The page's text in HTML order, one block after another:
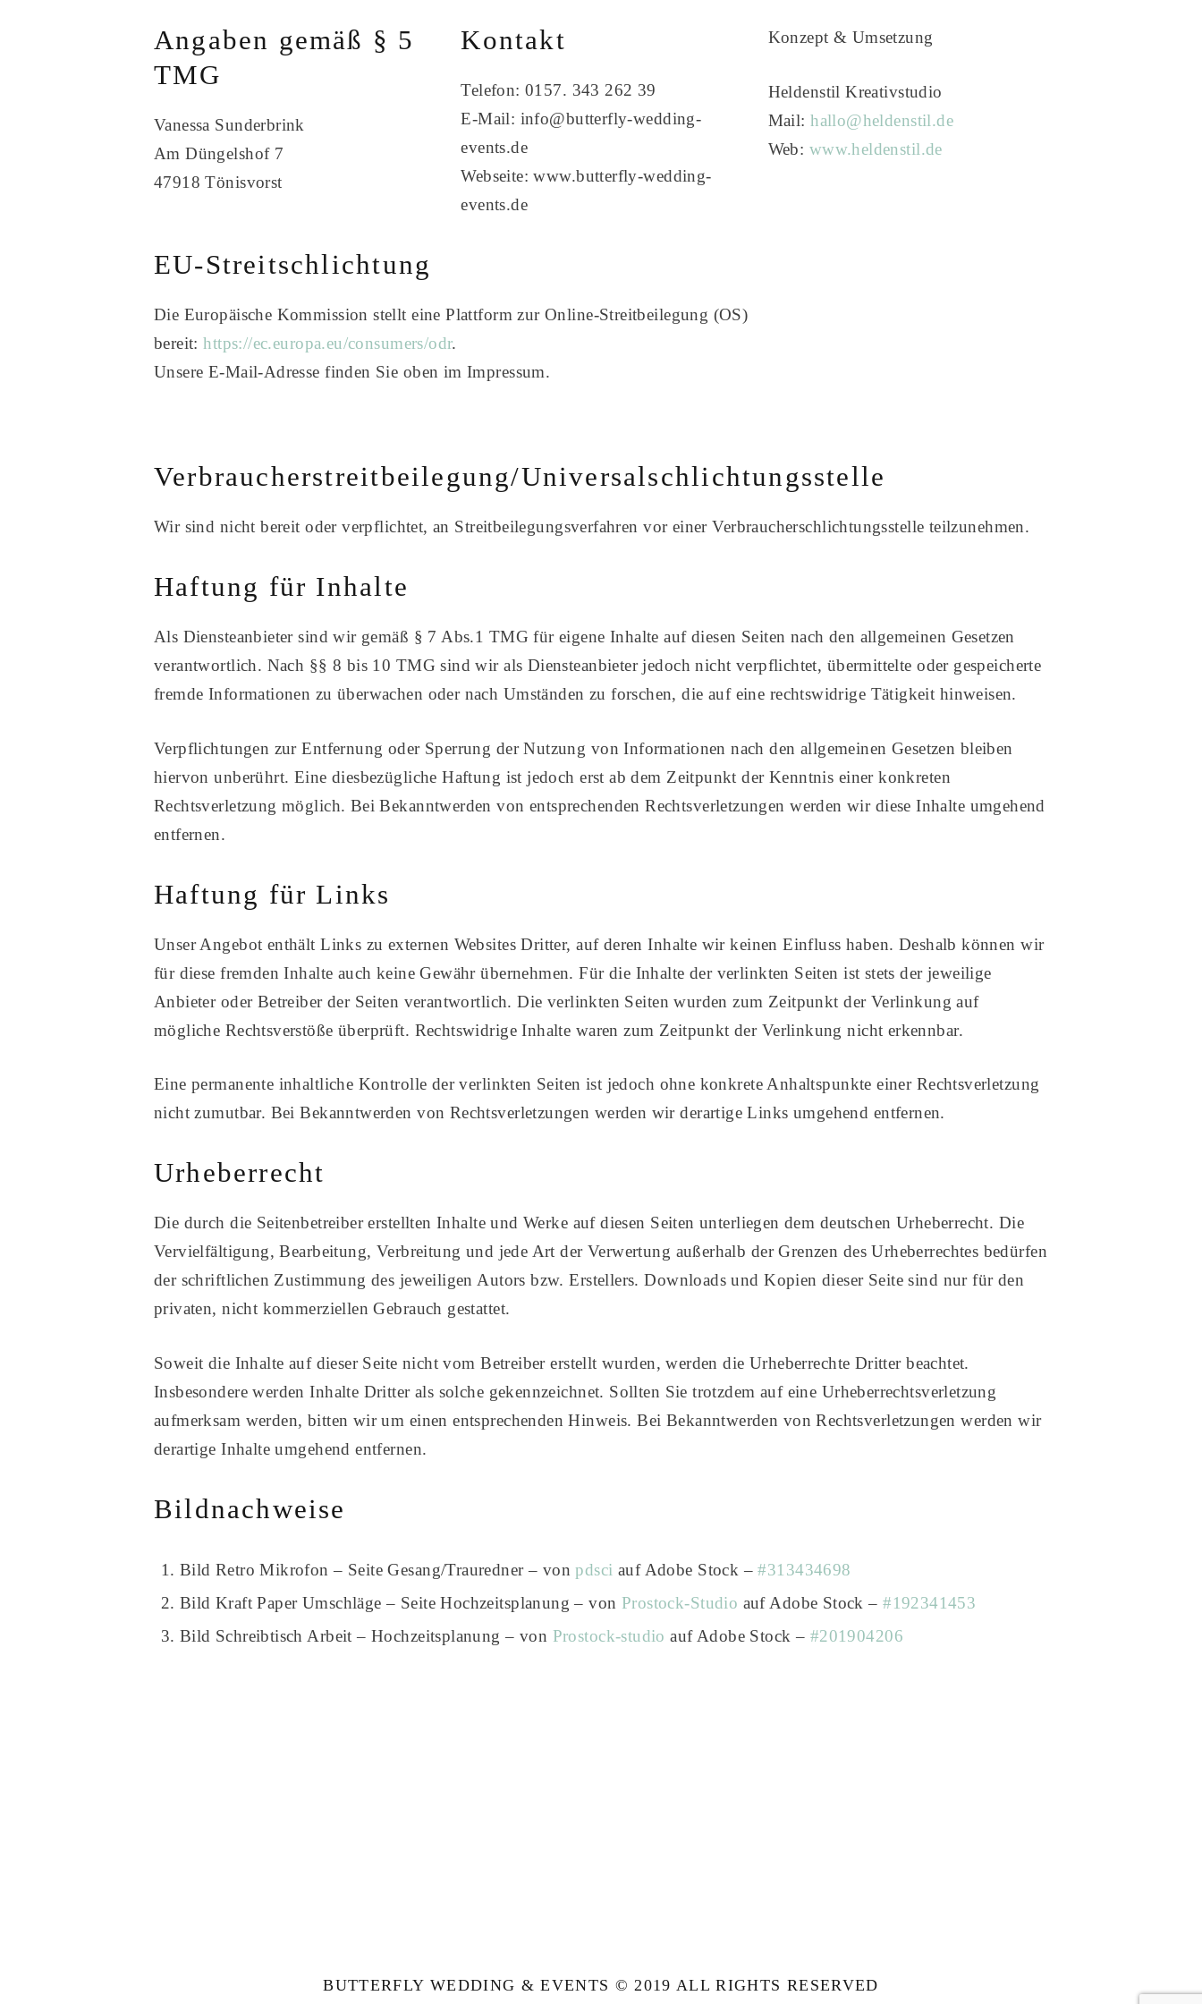
Angaben gemäß § 5
TMG
Vanessa Sunderbrink
Am Düngelshof 7
47918 Tönisvorst
Kontakt
Telefon: 0157. 343 262 39
E-Mail: info@butterfly-wedding-
events.de
Webseite: www.butterfly-wedding-
events.de
Konzept & Umsetzung
Heldenstil Kreativstudio
Mail:hallo@heldenstil.de
Web: www.heldenstil.de
EU-Streitschlichtung
Die Europäische Kommission stellt eine Plattform zur Online-Streitbeilegung (OS)
bereit:https://ec.europa.eu/consumers/odr.
Unsere E-Mail-Adresse finden Sie oben im Impressum.
Verbraucherstreitbeilegung/Universalschlichtungsstelle
Wir sind nicht bereit oder verpflichtet, an Streitbeilegungsverfahren vor einer Verbraucherschlichtungsstelle teilzunehmen.
Haftung für Inhalte
Als Diensteanbieter sind wir gemäß § 7 Abs.1 TMG für eigene Inhalte auf diesen Seiten nach den allgemeinen Gesetzen
verantwortlich. Nach §§ 8 bis 10 TMG sind wir als Diensteanbieter jedoch nicht verpflichtet, übermittelte oder gespeicherte
fremde Informationen zu überwachen oder nach Umständen zu forschen, die auf eine rechtswidrige Tätigkeit hinweisen.
Verpflichtungen zur Entfernung oder Sperrung der Nutzung von Informationen nach den allgemeinen Gesetzen bleiben
hiervon unberührt. Eine diesbezügliche Haftung ist jedoch erst ab dem Zeitpunkt der Kenntnis einer konkreten
Rechtsverletzung möglich. Bei Bekanntwerden von entsprechenden Rechtsverletzungen werden wir diese Inhalte umgehend
entfernen.
Haftung für Links
Unser Angebot enthält Links zu externen Websites Dritter, auf deren Inhalte wir keinen Einfluss haben. Deshalb können wir
für diese fremden Inhalte auch keine Gewähr übernehmen. Für die Inhalte der verlinkten Seiten ist stets der jeweilige
Anbieter oder Betreiber der Seiten verantwortlich. Die verlinkten Seiten wurden zum Zeitpunkt der Verlinkung auf
mögliche Rechtsverstöße überprüft. Rechtswidrige Inhalte waren zum Zeitpunkt der Verlinkung nicht erkennbar.
Eine permanente inhaltliche Kontrolle der verlinkten Seiten ist jedoch ohne konkrete Anhaltspunkte einer Rechtsverletzung
nicht zumutbar. Bei Bekanntwerden von Rechtsverletzungen werden wir derartige Links umgehend entfernen.
Urheberrecht
Die durch die Seitenbetreiber erstellten Inhalte und Werke auf diesen Seiten unterliegen dem deutschen Urheberrecht. Die
Vervielfältigung, Bearbeitung, Verbreitung und jede Art der Verwertung außerhalb der Grenzen des Urheberrechtes bedürfen
der schriftlichen Zustimmung des jeweiligen Autors bzw. Erstellers. Downloads und Kopien dieser Seite sind nur für den
privaten, nicht kommerziellen Gebrauch gestattet.
Soweit die Inhalte auf dieser Seite nicht vom Betreiber erstellt wurden, werden die Urheberrechte Dritter beachtet.
Insbesondere werden Inhalte Dritter als solche gekennzeichnet. Sollten Sie trotzdem auf eine Urheberrechtsverletzung
aufmerksam werden, bitten wir um einen entsprechenden Hinweis. Bei Bekanntwerden von Rechtsverletzungen werden wir
derartige Inhalte umgehend entfernen.
Bildnachweise
Bild Retro Mikrofon – Seite Gesang/Trauredner – vonpdsci auf Adobe Stock –#313434698
Bild Kraft Paper Umschläge – Seite Hochzeitsplanung – von Prostock-Studio auf Adobe Stock –#192341453
Bild Schreibtisch Arbeit – Hochzeitsplanung – von Prostock-studio auf Adobe Stock – #201904206
BUTTERFLY WEDDING & EVENTS © 2019 ALL RIGHTS RESERVED